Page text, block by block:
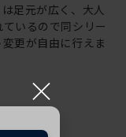
足元が広く、大人
いるので同シリー
更が自由に行えま
×